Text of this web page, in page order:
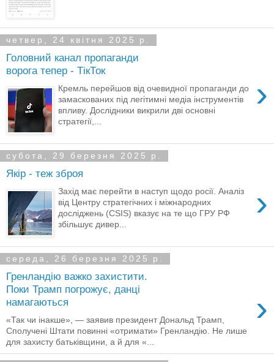
четвер, 24 квітня 2025 р.
Головний канал пропаганди
ворога тепер - ТікТок
›
Кремль перейшов від очевидної пропаганди до
замаскованих під легітимні медіа інструментів
впливу. Дослідники викрили дві основні
стратегії,...
субота, 29 березня 2025 р.
Якір - теж зброя
›
Захід має перейти в наступ щодо росії. Аналіз
від Центру стратегічних і міжнародних
досліджень (CSIS) вказує на те що ГРУ РФ
збільшує дивер...
середа, 26 березня 2025 р.
Гренландію важко захистити.
Поки Трамп погрожує, данці
намагаються
›
«Так чи інакше», — заявив президент Дональд Трамп,
Сполучені Штати повинні «отримати» Гренландію. Не лише
для захисту батьківщини, а й для «...